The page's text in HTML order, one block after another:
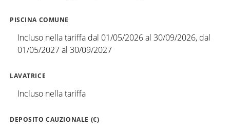
PISCINA COMUNE
Incluso nella tariffa dal 01/05/2026 al 30/09/2026, dal
01/05/2027 al 30/09/2027
LAVATRICE
Incluso nella tariffa
DEPOSITO CAUZIONALE (€)